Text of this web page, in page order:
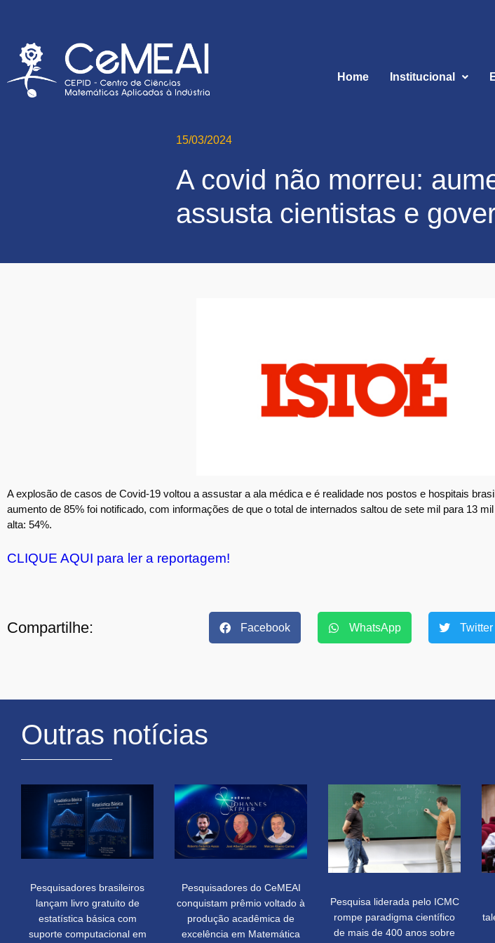
Home Institucional
15/03/2024
A covid não morreu:
assusta cientistas e
A explosão de casos de Covid-19 voltou a assustar a ala médica e é realidade nos postos e hospitais
aumento de 85% foi notificado, com informações de que o total de internados saltou de sete mil para 13
alta: 54%.
CLIQUE AQUI para ler a reportagem!
Compartilhe: Facebook WhatsApp Twitter
Outras notícias
Pesquisadores brasileiros
lançam livro gratuito de
estatística básica com
suporte computacional em
Pesquisadores do CeMEAI
conquistam prêmio voltado à
produção acadêmica de
excelência em Matemática
Pesquisa liderada pelo ICMC
rompe paradigma científico
de mais de 400 anos sobre